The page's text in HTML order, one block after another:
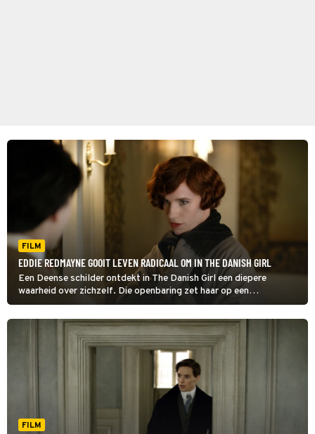
FILM
EDDIE REDMAYNE GOOIT LEVEN RADICAAL OM IN THE DANISH GIRL
Een Deense schilder ontdekt in The Danish Girl een diepere
waarheid over zichzelf. Die openbaring zet haar op een
baanbrekende reis.
FILM